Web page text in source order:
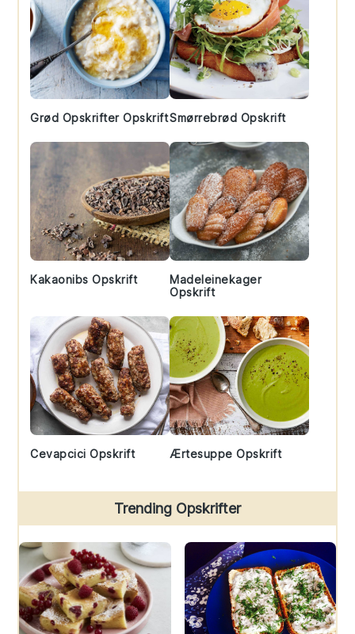
Grød Opskrifter OpskriftSmørrebrød Opskrift
Kakaonibs Opskrift
Madeleinekager
Opskrift
Cevapcici Opskrift Ærtesuppe Opskrift
Trending Opskrifter